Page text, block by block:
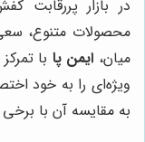
در بازار پررقابت
محصولات متنوع،
میان، ایمن پا با
ویژه‌ای را به خود
به مقایسه آن با